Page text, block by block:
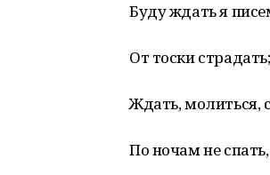
Буду ждать я
От тоски страдать;
Ждать, молиться,
По ночам не спать,